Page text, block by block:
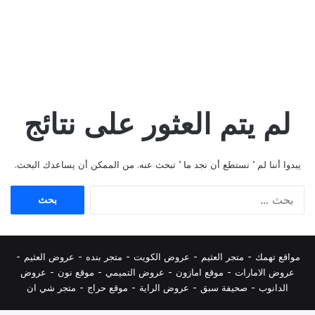
لم يتم العثور على نتائج
يبدوا أننا لم ’ نستطع أن نجد ما ’ تبحث عنه. من الممكن أن يساعدك البحث.
مواقع تهمك - متجر العثيم - عروض الكويت - متجر بنده - عروض العثيم -
عروض الامارات - موقع امازون - عروض التميمي - موقع نون - عروض
الدانوب - صحيفة سبق - عروض الراية - موقع حراج - متجر شي ان